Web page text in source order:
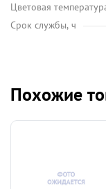
Цветовая
Срок службы, ч
Похожие